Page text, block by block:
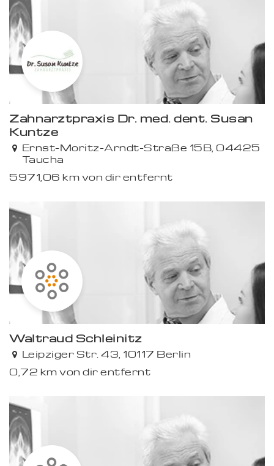
Premium
Zahnarztpraxis Dr. med. dent. Susan
Kuntze
Ernst-Moritz-Arndt-Straße 15B, 04425
Taucha
5971,06 km von dir entfernt
Waltraud Schleinitz
Leipziger Str. 43, 10117 Berlin
0,72 km von dir entfernt